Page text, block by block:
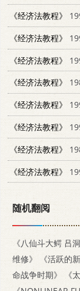
《经济法教程》
《经济法教程》
《经济法教程》
《经济法教程》
《经济法教程》
《经济法教程》
《经济法教程》
《经济法教程》
随机翻阅
《八仙斗大鳄 吕
维修》
《活跃的
命战争时期》
《